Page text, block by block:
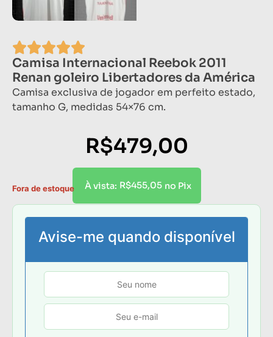
Camisa Internacional Reebok 2011
Renan goleiro Libertadores da América
Camisa exclusiva de jogador em perfeito estado,
tamanho G, medidas 54×76 cm.
R$479,00
À vista: R$455,05 no Pix
Fora de estoque
Avise-me quando disponível